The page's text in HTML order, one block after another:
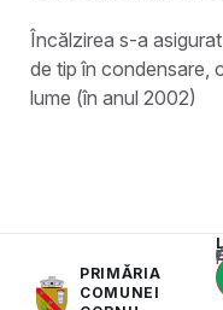
Încălzirea s-a
de tip în condensare,
lume (în anul 2002)
PRIMĂRIA
COMUNEI